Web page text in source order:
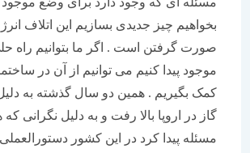
بخواهیم چیز جدیدی بسازیم این اتلاف انرژی در
صورت گرفتن است . اگر ما بتوانیم راه حلی
موجود پیدا کنیم می توانیم از آن در ساختمان
کمک بگیریم . همین دو سال گذشته به دلیل
گاز در اروپا بالا رفت و به دلیل نگرانی که هلند
مسئله پیدا کرد در این کشور دستورالعملی